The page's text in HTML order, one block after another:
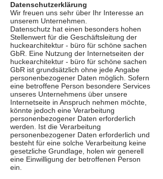
Datenschutzerklärung
Wir freuen uns sehr über Ihr Interesse an
unserem Unternehmen.
Datenschutz hat einen besonders hohen
Stellenwert für die Geschäftsleitung der
huckearchitektur - büro für schöne sachen
GbR. Eine Nutzung der Internetseiten der
huckearchitektur - büro für schöne sachen
GbR ist grundsätzlich ohne jede Angabe
personenbezogener Daten möglich. Sofern
eine betroffene Person besondere Services
unseres Unternehmens über unsere
Internetseite in Anspruch nehmen möchte,
könnte jedoch eine Verarbeitung
personenbezogener Daten erforderlich
werden. Ist die Verarbeitung
personenbezogener Daten erforderlich und
besteht für eine solche Verarbeitung keine
gesetzliche Grundlage, holen wir generell
eine Einwilligung der betroffenen Person
ein.